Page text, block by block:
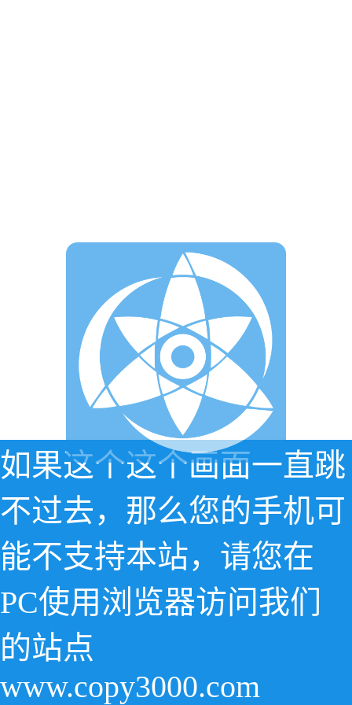
如果这个这个画面一直跳
不过去，那么您的手机可
能不支持本站，请您在
PC使用浏览器访问我们
的站点
www.copy3000.com